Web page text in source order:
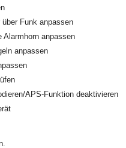
Funk anpassen
Alarmhorn anpassen
anpassen
APS-Funktion deaktivieren